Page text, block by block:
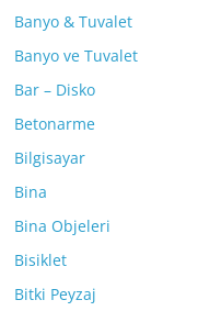
Banyo & Tuvalet
Banyo ve Tuvalet
Bar – Disko
Betonarme
Bilgisayar
Bina
Bina Objeleri
Bisiklet
Bitki Peyzaj